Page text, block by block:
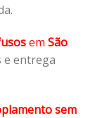
em São
e entrega
sem